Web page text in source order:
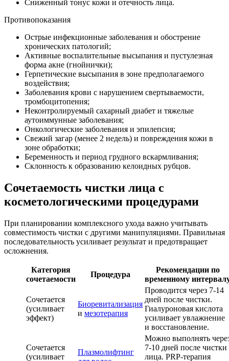
Сниженный тонус кожи и отечность лица.
Противопоказания
Острые инфекционные заболевания и обострение
хронических патологий;
Активные воспалительные высыпания и пустулезная
форма акне (гнойнички);
Герпетические высыпания в зоне предполагаемого
воздействия;
Заболевания крови с нарушением свертываемости,
тромбоцитопения;
Неконтролируемый сахарный диабет и тяжелые
аутоиммунные заболевания;
Онкологические заболевания и эпилепсия;
Свежий загар (менее 2 недель) и повреждения кожи в
зоне обработки;
Беременность и период грудного вскармливания;
Склонность к образованию келоидных рубцов.
Сочетаемость чистки лица с
косметологическими процедурами
При планировании комплексного ухода важно учитывать
совместимость чистки с другими манипуляциями. Правильная
последовательность усиливает результат и предотвращает
осложнения.
Категория
сочетаемости
Процедура
Рекомендации по
временному
Сочетается
(усиливает
эффект)
Биоревитализация
и мезотерапия
Проводится через 7-14
дней после чистки.
Гиалуроновая кислота
усиливает увлажнение
и восстановление.
Сочетается
(усиливает
Плазмолифтинг
Можно выполнять
7-10 дней после чистки
лица. PRP-терапия